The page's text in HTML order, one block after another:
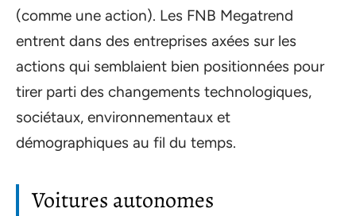
(comme une action). Les FNB Megatrend
entrent dans des entreprises axées sur les
actions qui semblaient bien positionnées pour
tirer parti des changements technologiques,
sociétaux, environnementaux et
démographiques au fil du temps.
Voitures autonomes